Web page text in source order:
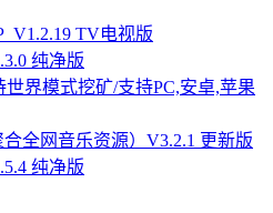
TV电视版
纯净版
界模式挖矿/支持PC,安卓,苹果
全网音乐资源）V3.2.1 更新版
纯净版